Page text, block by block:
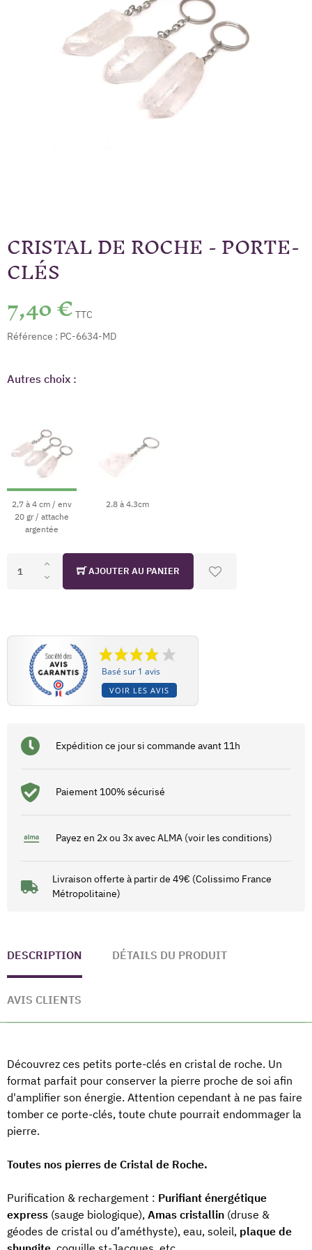
CRISTAL DE ROCHE - PORTE-
CLÉS
7,40 € TTC
Référence : PC-6634-MD
Autres choix :
2,7 à 4 cm / env
20 gr / attache
argentée
2.8 à 4.3cm
AJOUTER AU PANIER
Basé sur 1 avis
VOIR LES AVIS
Expédition ce jour si commande avant 11h
Paiement 100% sécurisé
Payez en 2x ou 3x avec ALMA (voir les conditions)
Livraison offerte à partir de 49€ (Colissimo France
Métropolitaine)
DESCRIPTION DÉTAILS DU PRODUIT
AVIS CLIENTS
Découvrez ces petits porte-clés en cristal de roche. Un
format parfait pour conserver la pierre proche de soi afin
d'amplifier son énergie. Attention cependant à ne pas faire
tomber ce porte-clés, toute chute pourrait endommager la
pierre.
Toutes nos pierres de Cristal de Roche.
Purification & rechargement : Purifiant énergétique
express (sauge biologique), Amas cristallin (druse &
géodes de cristal ou d’améthyste), eau, soleil, plaque de